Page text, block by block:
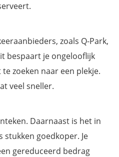
zoals Q-Park,
bespaart je ongelooflijk
zoeken naar een plekje.
veel sneller.
Daarnaast is het in
stukken goedkoper. Je
gereduceerd bedrag